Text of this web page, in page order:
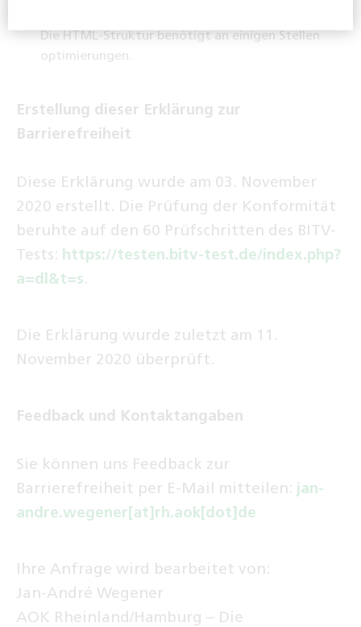
Die HTML-Struktur benötigt an einigen Stellen
optimierungen.
Erstellung dieser Erklärung zur
Barrierefreiheit
Diese Erklärung wurde am 03. November
2020 erstellt. Die Prüfung der Konformität
beruhte auf den 60 Prüfschritten des BITV-
Tests: https://testen.bitv-test.de/index.php?
a=dl&t=s.
Die Erklärung wurde zuletzt am 11.
November 2020 überprüft.
Feedback und Kontaktangaben
Sie können uns Feedback zur
Barrierefreiheit per E-Mail mitteilen: jan-
andre.wegener[at]rh.aok[dot]de
Ihre Anfrage wird bearbeitet von:
Jan-André Wegener
AOK Rheinland/Hamburg – Die